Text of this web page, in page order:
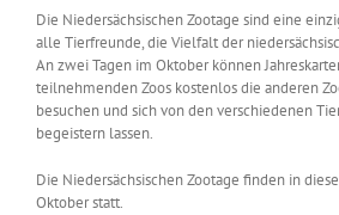
Die Niedersächsischen Zootage sind eine
alle Tierfreunde, die Vielfalt der
An zwei Tagen im Oktober können
teilnehmenden Zoos kostenlos die anderen
besuchen und sich von den verschiedenen
begeistern lassen.
Die Niedersächsischen Zootage finden in
Oktober statt.